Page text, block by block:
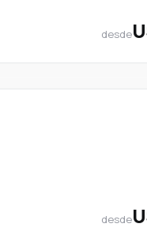
desde
desde